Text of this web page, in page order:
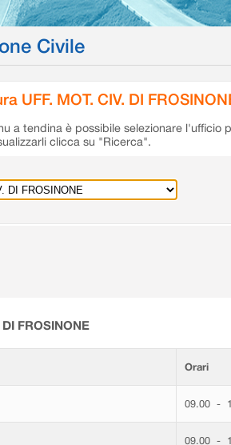
Civile
UFF. MOT. CIV. DI
a tendina è possibile selezionare l'ufficio
clicca su "Ricerca".
DI FROSINONE
Orari
09.00 -
09.00 -